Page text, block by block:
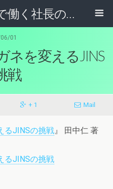
マニラと渋谷で働く社長のブログ
01
ネを変えるJINS
戦
+ 1 Mail
るJINSの挑戦』 田中仁 著